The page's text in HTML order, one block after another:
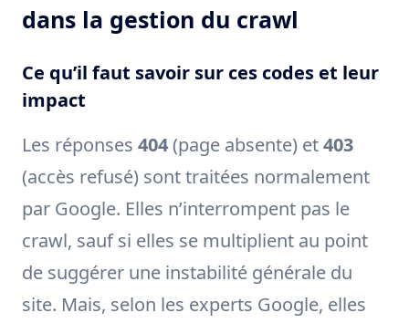
dans la gestion du crawl
Ce qu’il faut savoir sur ces codes et leur
impact
Les réponses 404(page absente) et403
(accès refusé) sont traitées normalement
par Google. Elles n’interrompent pas le
crawl, sauf si elles se multiplient au point
de suggérer une instabilité générale du
site. Mais, selon les experts Google, elles